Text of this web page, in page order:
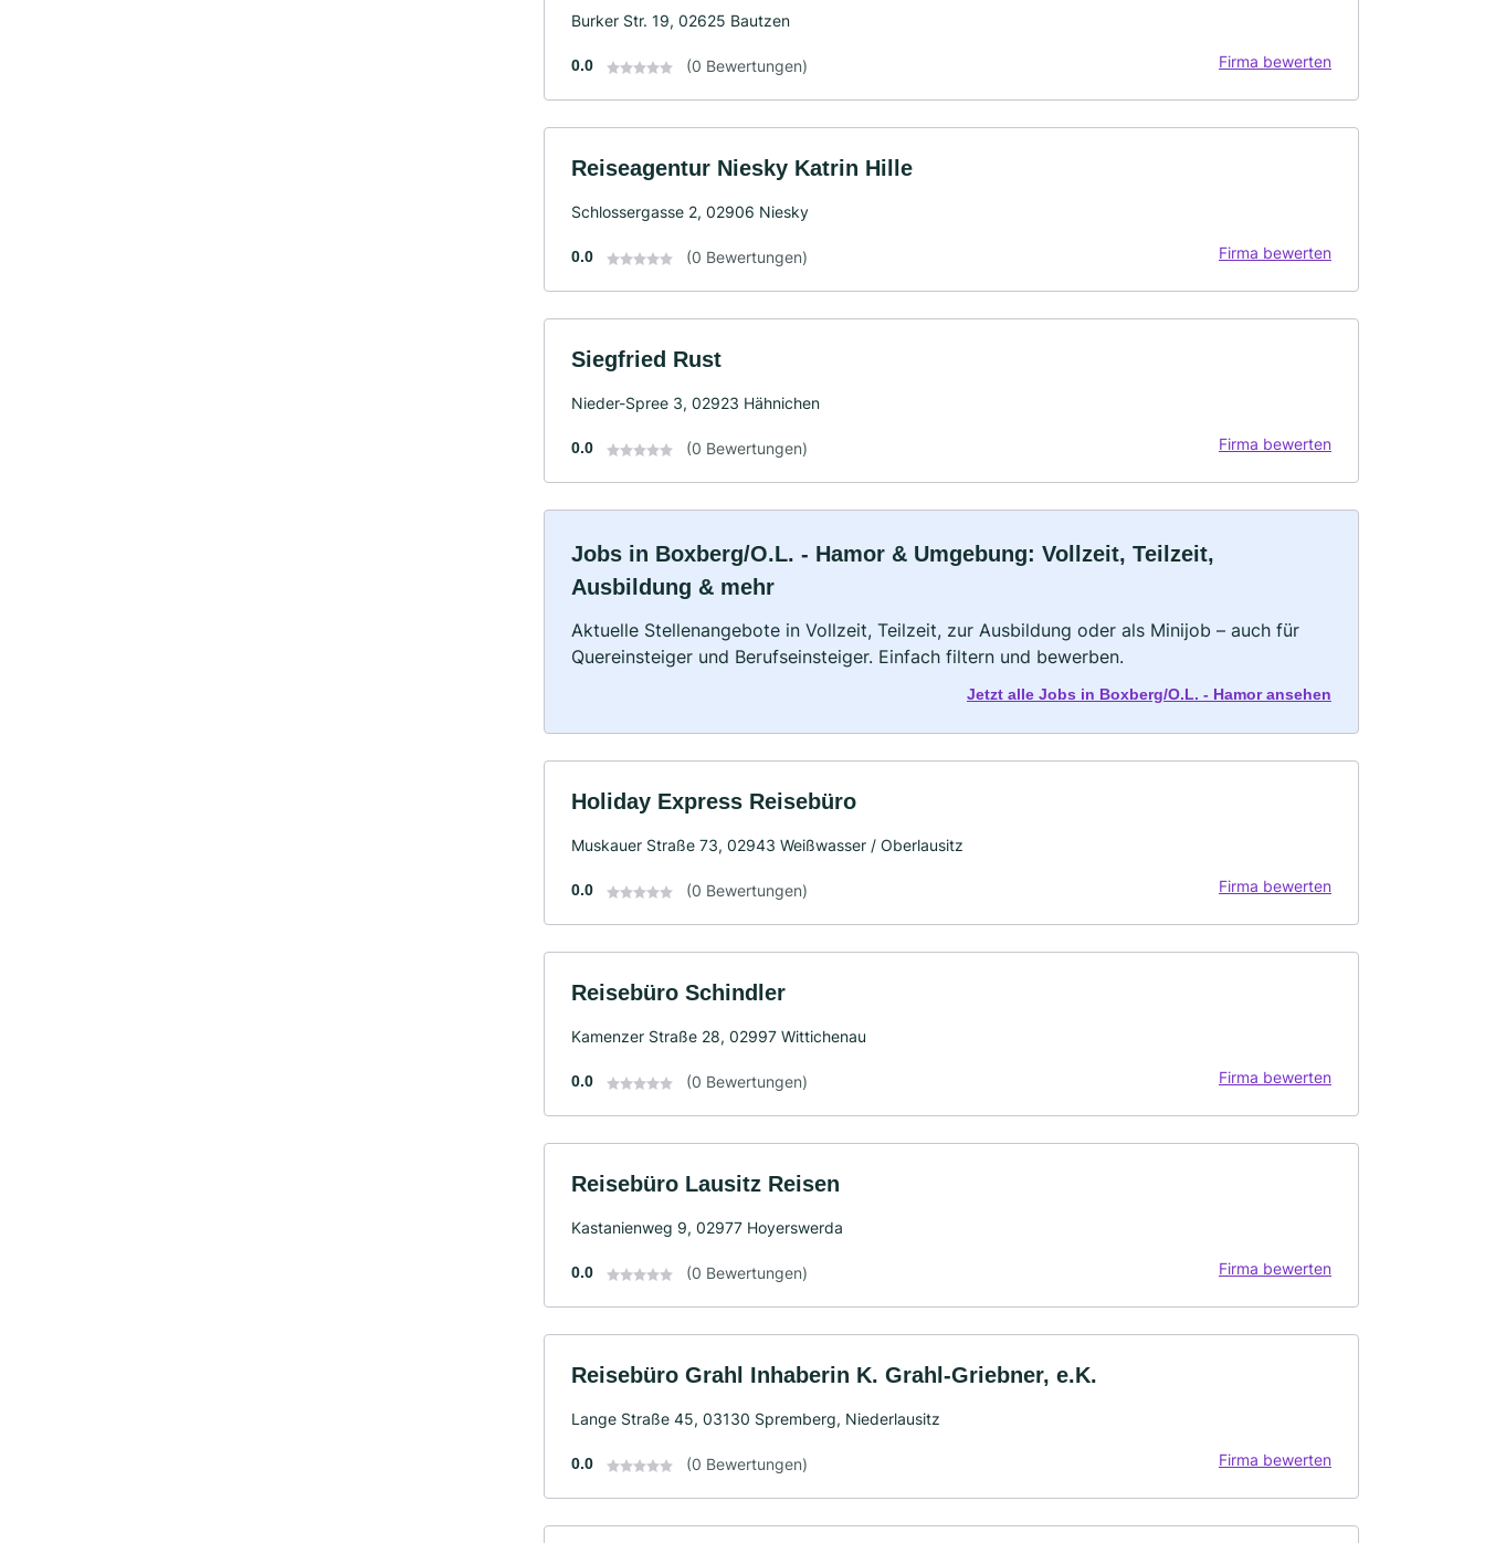
Burker Str. 19, 02625 Bautzen
0.0 (0 Bewertungen) Firma bewerten
Reiseagentur Niesky Katrin Hille
Schlossergasse 2, 02906 Niesky
0.0 (0 Bewertungen) Firma bewerten
Siegfried Rust
Nieder-Spree 3, 02923 Hähnichen
0.0 (0 Bewertungen) Firma bewerten
Jobs in Boxberg/O.L. - Hamor & Umgebung: Vollzeit, Teilzeit,
Ausbildung & mehr
Aktuelle Stellenangebote in Vollzeit, Teilzeit, zur Ausbildung oder als Minijob – auch für
Quereinsteiger und Berufseinsteiger. Einfach filtern und bewerben.
Jetzt alle Jobs in Boxberg/O.L. - Hamor ansehen
Holiday Express Reisebüro
Muskauer Straße 73, 02943 Weißwasser / Oberlausitz
0.0 (0 Bewertungen) Firma bewerten
Reisebüro Schindler
Kamenzer Straße 28, 02997 Wittichenau
0.0 (0 Bewertungen) Firma bewerten
Reisebüro Lausitz Reisen
Kastanienweg 9, 02977 Hoyerswerda
0.0 (0 Bewertungen) Firma bewerten
Reisebüro Grahl Inhaberin K. Grahl-Griebner, e.K.
Lange Straße 45, 03130 Spremberg, Niederlausitz
0.0 (0 Bewertungen) Firma bewerten